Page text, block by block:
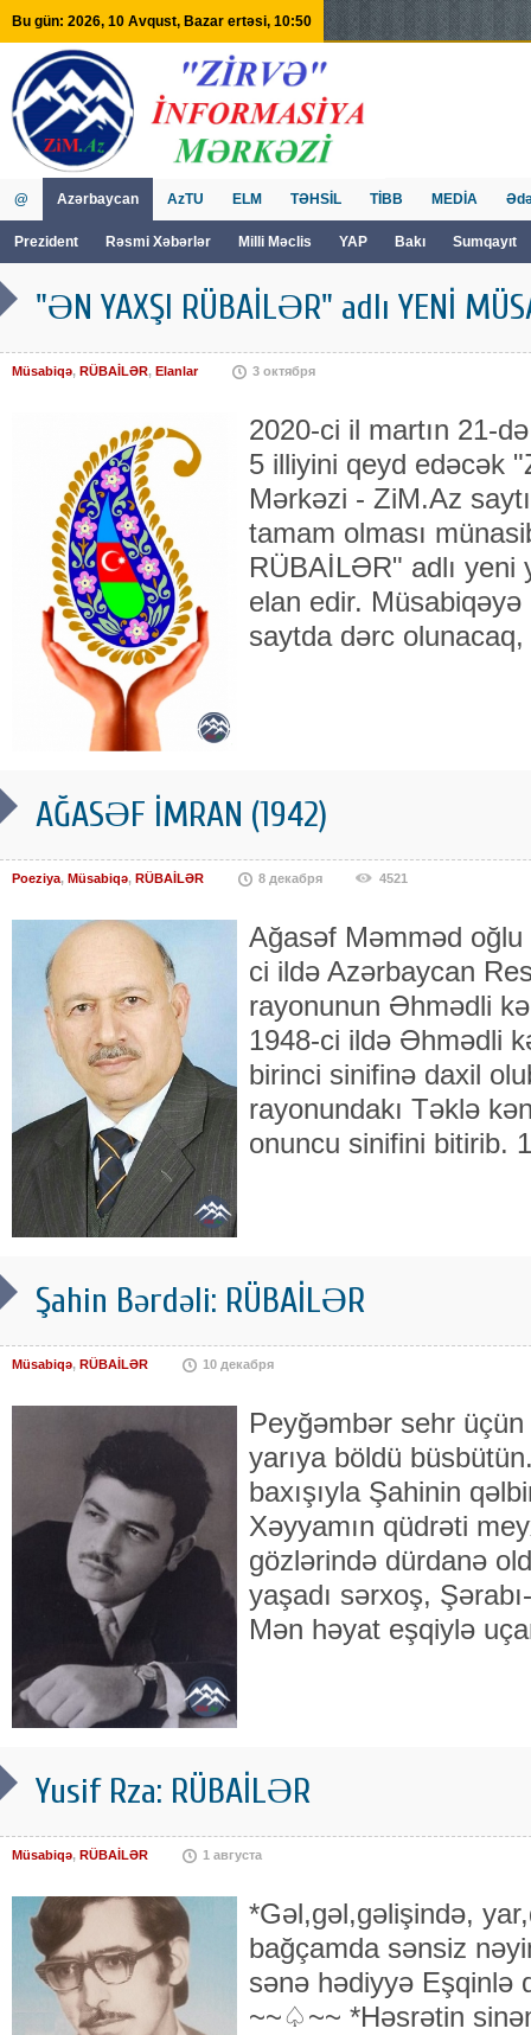
Bu gün: 2026, 10 Avqust, Bazar ertəsi, 10:50
@ Azərbaycan
Prezident Rəsmi Xəbərlər Milli Məclis YAP Bakı Sumqayıt
AzTU ELM TƏHSİL TİBB MEDİA
"ƏN YAXŞI RÜBAİLƏR" adlı YENİ
Müsabiqə, RÜBAİLƏR, Elanlar 3 октября
2020-ci il martın 21-
5 illiyini qeyd edəcək
Mərkəzi - ZiM.Az
tamam olması
RÜBAİLƏR" adlı yeni
elan edir.
saytda dərc
AĞASƏF İMRAN (1942)
Poeziya, Müsabiqə, RÜBAİLƏR 8 декабря 4521
Ağasəf Məmməd
ci ildə Azərbaycan
rayonunun Əhmədli
1948-ci ildə Əhmədli
birinci sinifinə daxil
rayonundakı Təklə
onuncu sinifini bitirib.
Şahin Bərdəli: RÜBAİLƏR
Müsabiqə, RÜBAİLƏR 10 декабря
Peyğəmbər sehr
yarıya böldü
baxışıyla Şahinin
Xəyyamın qüdrəti
gözlərində dürdanə
yaşadı sərxoş,
Mən həyat eşqiylə
Yusif Rza: RÜBAİLƏR
Müsabiqə, RÜBAİLƏR 1 августа
*Gəl,gəl,gəlişində,
bağçamda sənsiz
sənə hədiyyə Eşqinlə
~~♤~~ *Həsrətin